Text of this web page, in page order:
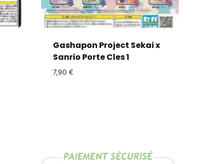
Gashapon Project Sekai x
Sanrio Porte Cles 1
7,90 €